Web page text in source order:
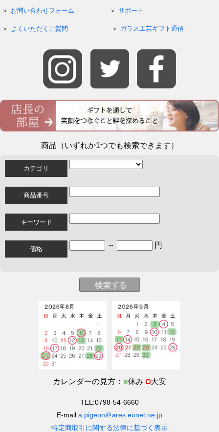
お問い合わせフォーム サポート
よくいただくご質問 ガラス工芸ギフト通信
商品（いずれか1つでも検索できます）
カテゴリ
商品番号
キーワード
価格 ～ 円
カレンダーの見方： ■休み 大安
TEL:0798-54-6660
E-mail:a.pigeon＠ares.eonet.ne.jp
特定商取引に関する法律に基づく表示